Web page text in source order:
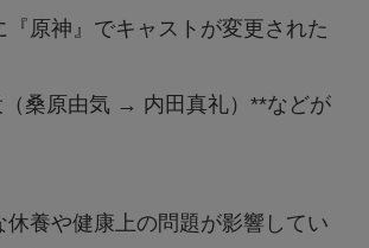
『原神』でキャストが変更された
桑原由気 → 内田真礼）**などが
休養や健康上の問題が影響してい